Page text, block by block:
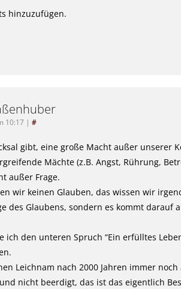
hinzuzufügen.
10:17 | #
gibt, eine große Macht außer unserer
Mächte (z.B. Angst, Rührung,
außer Frage.
wir keinen Glauben, das wissen wir
des Glaubens, sondern es kommt darauf
ich den unteren Spruch “Ein erfülltes
Leichnam nach 2000 Jahren immer noch
nicht beerdigt, das ist das eigentlich